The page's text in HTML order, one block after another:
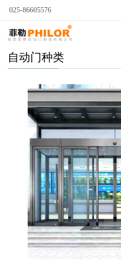
025-86605576
自动门种类